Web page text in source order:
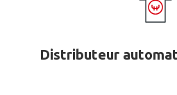
Distributeur